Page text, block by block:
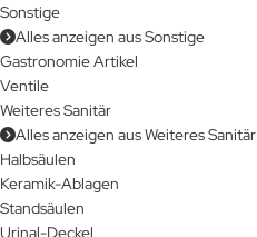
Sonstige
Alles anzeigen aus Sonstige
Gastronomie Artikel
Ventile
Weiteres Sanitär
Alles anzeigen aus Weiteres Sanitär
Halbsäulen
Keramik-Ablagen
Standsäulen
Urinal-Deckel